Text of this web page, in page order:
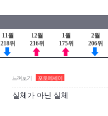
11월
218위
12월
216위
1월
175위
2월
206위
느껴보기 포토에세이
실체가 아닌 실체